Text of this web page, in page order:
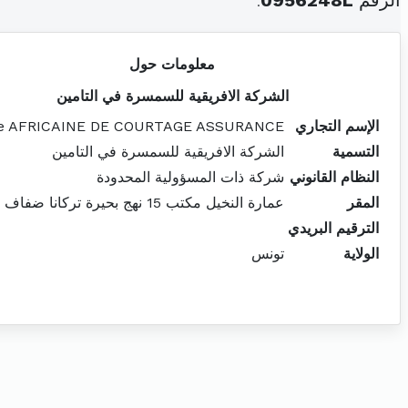
معلومات حول
الشركة الافريقية للسمسرة في التامين
الإسم التجاري
AFRICAINE DE COURTAGE ASSURANCE
التسمية
الشركة الافريقية للسمسرة في التامين
النظام القانوني شركة ذات المسؤولية المحدودة
المقر
عمارة النخيل مكتب 15 نهج بحيرة تركانا ضفاف البحير
الترقيم البريدي
الولاية
تونس